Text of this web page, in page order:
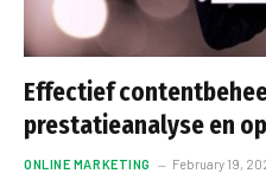
Effectief
prestatieanalyse en
ONLINE MARKETING February 19,